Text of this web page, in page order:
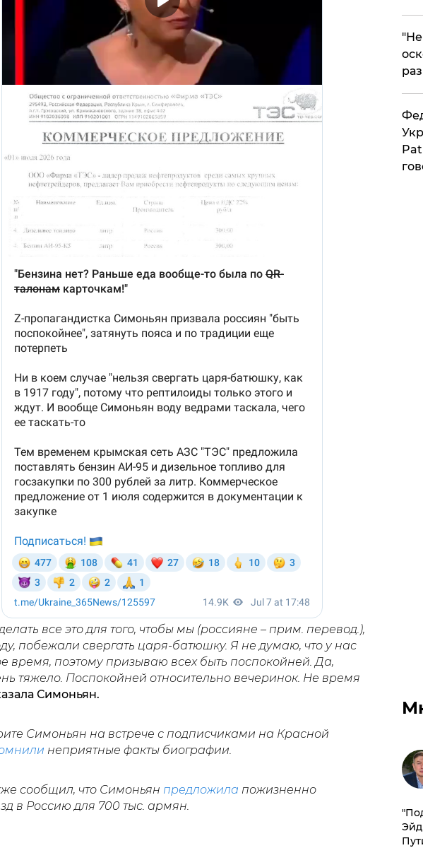
все это для того, чтобы мы (россияне – прим. перевод.),
побежали свергать царя-батюшку. Я не думаю, что у нас
время, поэтому призываю всех быть поспокойней. Да,
тяжело. Поспокойней относительно вечеринок. Не время
Симоньян.
Симоньян на встрече с подписчиками на Красной
неприятные факты биографии.
сообщил, что Симоньян предложила пожизненно
в Россию для 700 тыс. армян.